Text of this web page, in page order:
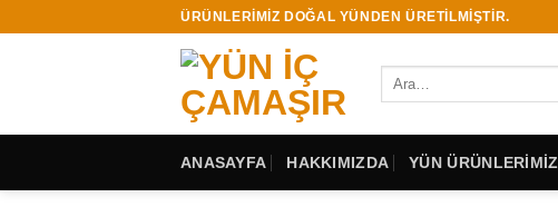
ÜRÜNLERİMİZ DOĞAL YÜNDEN ÜRETİLMİŞTİR.
Ara:
ANASAYFA HAKKIMIZDA YÜN ÜRÜNLERİMİZ